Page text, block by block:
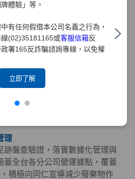
體驗」等。
有任何假借本公司名義之行為，
(02)35181165或客服信箱反
署165反詐騙諮詢專線，以免權
立即了解
綠色採購，訂定「綠色採購條
先考量具有環保、節能、能源
、FSC永續林業、減碳等標章
政府相關政策，持續參與臺北
間企業及團體實施綠色採購計
，元大集團已連續15年榮獲臺北
帶動綠色生產鏈，降低環境衝
理
跡盤查驗證，落實數據化管理與
蓋全台各分公司營運據點，覆蓋
積極向同仁宣導減少廢棄物作